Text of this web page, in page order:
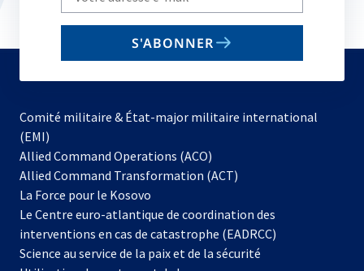
your
email
S'ABONNER
Comité militaire & État-major militaire international
(EMI)
Allied Command Operations (ACO)
dans
nouvel
onglet
Allied Command Transformation (ACT)
La Force pour le Kosovo
dans
un
nouvel
Le Centre euro-atlantique de coordination des
interventions en cas de catastrophe (EADRCC)
Science au service de la paix et de la sécurité